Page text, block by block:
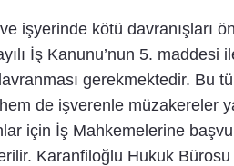
işyerinde kötü
İş Kanunu’nun 5. maddesi
gerekmektedir. Bu
de işverenle müzakereler
için İş Mahkemelerine
Karanfiloğlu Hukuk